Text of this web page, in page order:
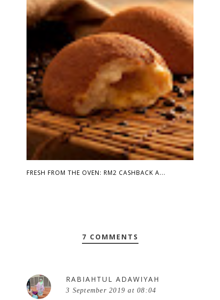
FRESH FROM THE OVEN: RM2 CASHBACK A...
7 COMMENTS
RABIAHTUL ADAWIYAH
3 September 2019 at 08:04